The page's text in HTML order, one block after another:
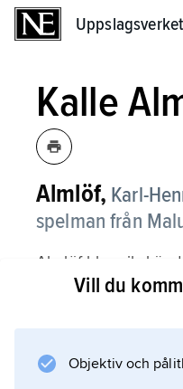
Uppslagsverket
Kalle
Almlöf, Karl-
spelman från
Almlöf blev
skivan
Västerdalarnas
Vill du
Objektiv och